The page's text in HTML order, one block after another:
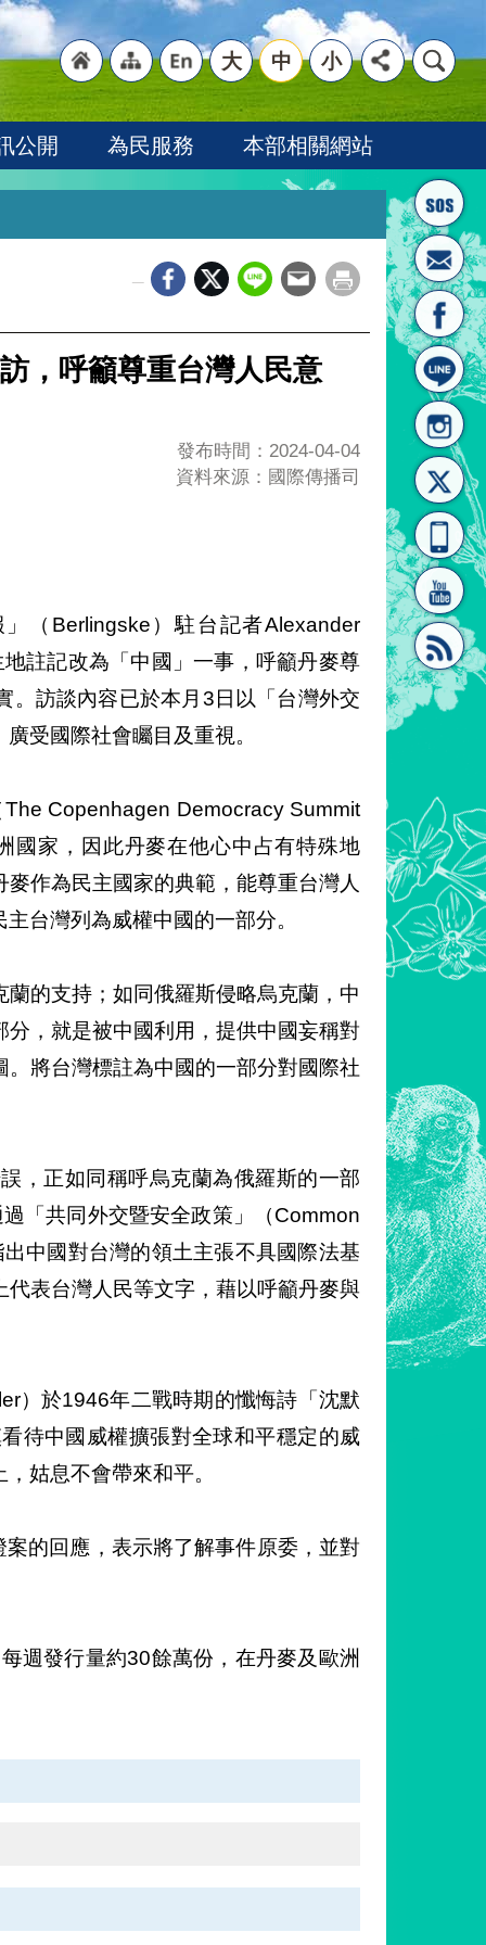
首頁
結]"
"網
站導
[連
"英
文語
大 中 小
公開 為民服務 本部相關網站
，呼籲尊重台灣人民意
發布時間：2024-04-04
資料來源：國際傳播司
（Berlingske）駐台記者Alexander
註記改為「中國」一事，呼籲丹麥尊
。訪談內容已於本月3日以「台灣外交
受國際社會矚目及重視。
Copenhagen Democracy Summit
國家，因此丹麥在他心中占有特殊地
作為民主國家的典範，能尊重台灣人
台灣列為威權中國的一部分。
的支持；如同俄羅斯侵略烏克蘭，中
，就是被中國利用，提供中國妄稱對
將台灣標註為中國的一部分對國際社
，正如同稱呼烏克蘭為俄羅斯的一部
「共同外交暨安全政策」（Common
中國對台灣的領土主張不具國際法基
表台灣人民等文字，藉以呼籲丹麥與
）於1946年二戰時期的懺悔詩「沈默
待中國威權擴張對全球和平穩定的威
姑息不會帶來和平。
的回應，表示將了解事件原委，並對
週發行量約30餘萬份，在丹麥及歐洲